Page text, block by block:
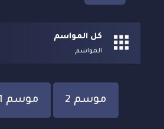
كل المواسم
المواسم
موسم 2 موسم 1